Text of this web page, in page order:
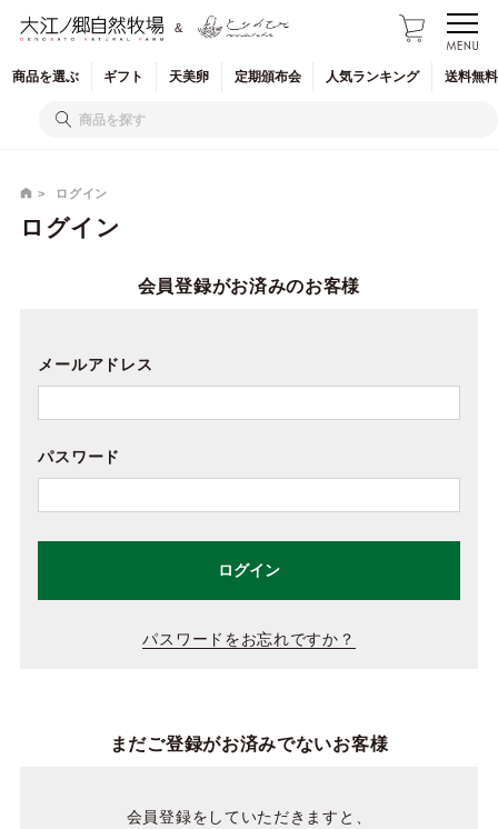
&
商品を選ぶ ギフト 天美卵 定期頒布会 人気ランキング 送料無
ログイン
ログイン
会員登録がお済みのお客様
メールアドレス
パスワード
ログイン
パスワードをお忘れですか？
まだご登録がお済みでないお客様
会員登録をしていただきますと、